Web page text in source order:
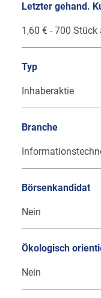
Letzter gehand.
1,60 € - 700
Typ
Inhaberaktie
Branche
Börsenkandidat
Nein
Ökologisch
Nein